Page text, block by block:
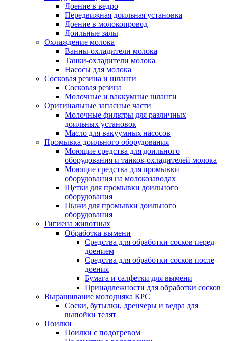
Доение в ведро
Передвижная доильная установка
Доение в молокопровод
Доильные залы
Охлаждение молока
Ванны-охладители молока
Танки-охладители молока
Насосы для молока
Сосковая резина и шланги
Сосковая резина
Молочные и ваккумные шланги
Оригинальные запасные части
Молочные фильтры для различных
доильных установок
Масло для вакуумных насосов
Промывка доильного оборудования
Моющие средства для доильного
оборудования и танков-охладителей молока
Моющие средства для промывки
оборудования на молокозаводах
Щетки для промывки доильного
оборудования
Пыжи для промывки доильного
оборудования
Гигиена животных
Обработка вымени
Средства для обработки сосков перед
доением
Средства для обработки сосков после
доения
Бумага и салфетки для вымени
Принадлежности для обработки сосков
Выращивание молодняка КРС
Соски, бутылки, дренчеры и ведра для
выпойки телят
Поилки
Поилки с подогревом